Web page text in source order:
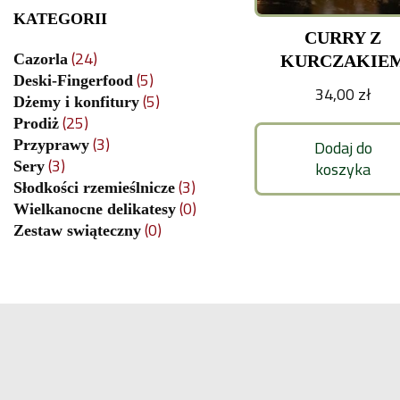
KATEGORII
Cazorla (24)
Deski-Fingerfood (5)
Dżemy i konfitury (5)
Prodiż (25)
Przyprawy (3)
Sery (3)
Słodkości rzemieślnicze (3)
Wielkanocne delikatesy (0)
Zestaw swiąteczny (0)
CURRY Z
34,00 zł
Dodaj do
koszyka